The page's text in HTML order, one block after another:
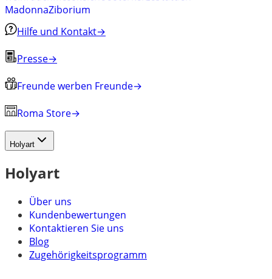
MadonnaZiborium
Hilfe und Kontakt→
Presse→
Freunde werben Freunde→
Roma Store→
Holyart
Holyart
Über uns
Kundenbewertungen
Kontaktieren Sie uns
Blog
Zugehörigkeitsprogramm